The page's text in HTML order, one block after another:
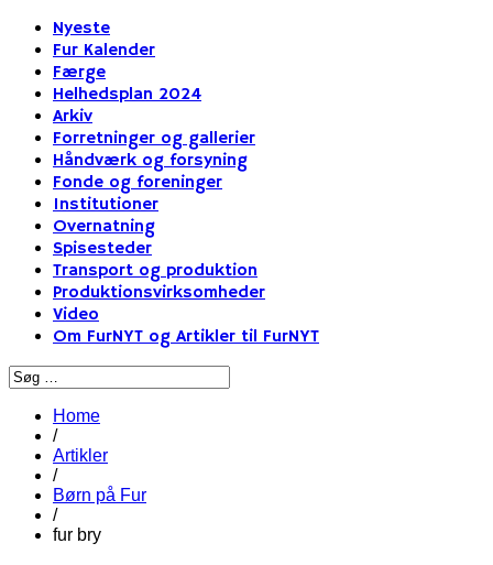
Nyeste
Fur Kalender
Færge
Helhedsplan 2024
Arkiv
Forretninger og gallerier
Håndværk og forsyning
Fonde og foreninger
Institutioner
Overnatning
Spisesteder
Transport og produktion
Produktionsvirksomheder
Video
Om FurNYT og Artikler til FurNYT
Home
/
Artikler
/
Børn på Fur
/
fur bry